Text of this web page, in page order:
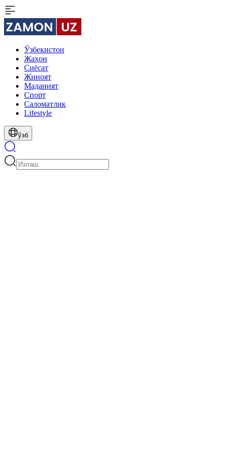
Ўзбекистон
Жаҳон
Сиёсат
Жиноят
Маданият
Спорт
Cаломатлик
Lifestyle
ўзб